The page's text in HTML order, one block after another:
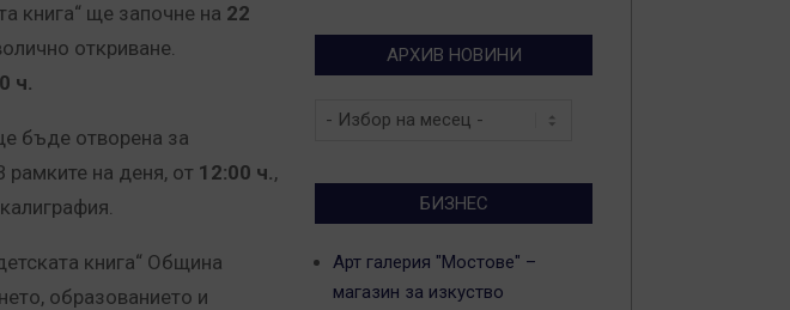
книга“ ще започне на 22
откриване.
ч.
бъде отворена за
рамките на деня, от 12:00 ч.,
книга“ Община
образованието и
АРХИВ НОВИНИ
Архив
БИЗНЕС
Арт галерия "Мостове" –
магазин за изкуство